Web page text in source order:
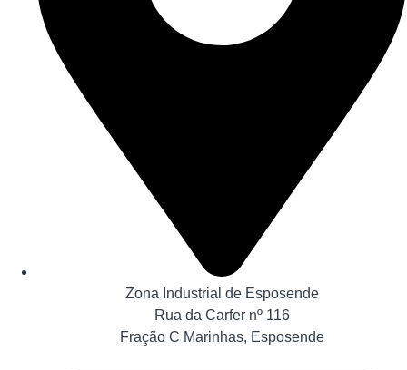
Zona Industrial de Esposende
Rua da Carfer nº 116
Fração C Marinhas, Esposende